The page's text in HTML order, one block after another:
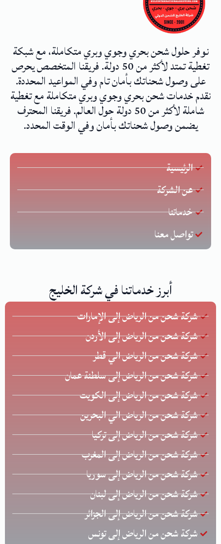
نوفر حلول شحن بحري وجوي وبري متكاملة، مع شبكة
تغطية تمتد لأكثر من 50 دولة. فريقنا المتخصص يحرص
على وصول شحناتك بأمان تام وفي المواعيد المحددة.
نقدم خدمات شحن بحري وجوي وبري متكاملة مع تغطية
شاملة لأكثر من 50 دولة حول العالم. فريقنا المحترف
يضمن وصول شحناتك بأمان وفي الوقت المحدد.
الرئيسية
عن الشركة
خدماتنا
تواصل معنا
أبرز خدماتنا في شركة الخليج
شركة شحن من الرياض إلى الإمارات
شركة شحن من الرياض إلى الأردن
شركة شحن من الرياض الي قطر
شركة شحن من الرياض إلى سلطنة عمان
شركة شحن من الرياض إلى الكويت
شركة شحن من الرياض الي البحرين
شركة شحن من الرياض إلى تركيا
شركة شحن من الرياض إلى المغرب
شركة شحن من الرياض إلى سوريا
شركة شحن من الرياض إلى لبنان
شركة شحن من الرياض إلى الجزائر
شركة شحن من الرياض إلى تونس